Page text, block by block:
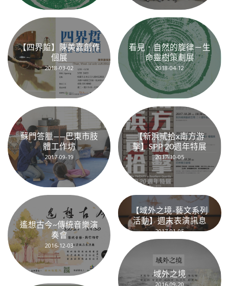
看見．自然的旋律－生
命靈樹策劃展
2018-04-12
【四界踅】陳美嘉創作
個展
2018-03-02
【新浜貳拾x南方游
擊】SPP 20週年特展
2017-10-05
蘇門答臘——巴東市肢
體工作坊
2017-09-19
【域外之境-藝文系列
活動】週末表演訊息
2017-01-05
遙想古今~傳統音樂演
奏會
2016-12-03
域外之境
2016-09-20